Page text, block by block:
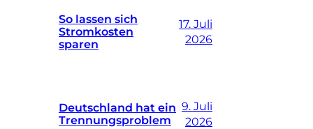
So lassen sich
Stromkosten
sparen
17. Juli
2026
Deutschland hat ein
Trennungsproblem
9. Juli
2026